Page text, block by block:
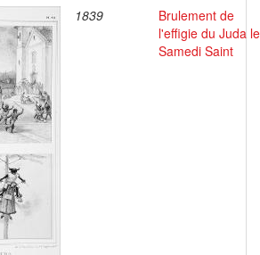
1839
Brulement de
l'effigie du Juda le
Samedi Saint